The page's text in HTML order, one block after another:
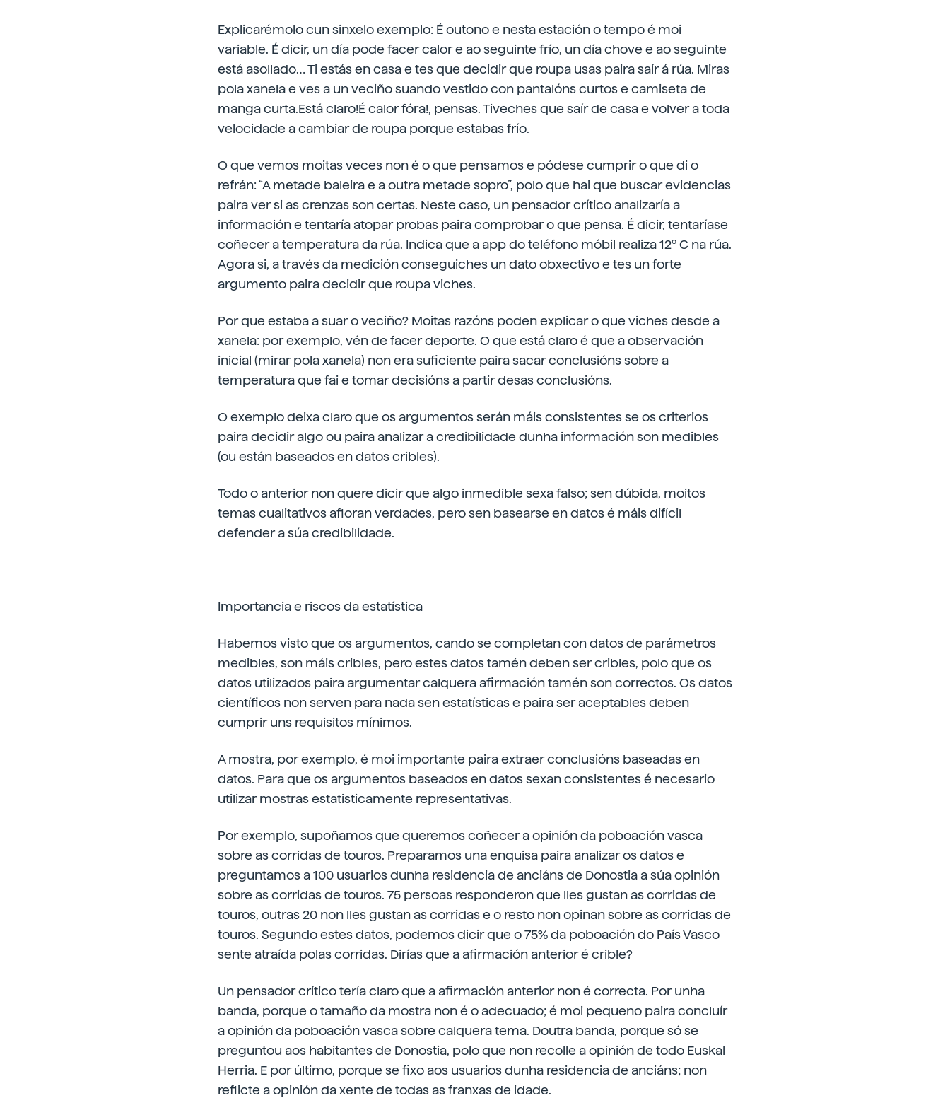
Explicarémolo cun sinxelo exemplo: É outono e nesta estación o tempo é moi
variable. É dicir, un día pode facer calor e ao seguinte frío, un día chove e ao seguinte
está asollado… Ti estás en casa e tes que decidir que roupa usas paira saír á rúa. Miras
pola xanela e ves a un veciño suando vestido con pantalóns curtos e camiseta de
manga curta.Está claro!É calor fóra!, pensas. Tiveches que saír de casa e volver a toda
velocidade a cambiar de roupa porque estabas frío.
O que vemos moitas veces non é o que pensamos e pódese cumprir o que di o
refrán: “A metade baleira e a outra metade sopro”, polo que hai que buscar evidencias
paira ver si as crenzas son certas. Neste caso, un pensador crítico analizaría a
información e tentaría atopar probas paira comprobar o que pensa. É dicir, tentaríase
coñecer a temperatura da rúa. Indica que a app do teléfono móbil realiza 12º C na rúa.
Agora si, a través da medición conseguiches un dato obxectivo e tes un forte
argumento paira decidir que roupa viches.
Por que estaba a suar o veciño? Moitas razóns poden explicar o que viches desde a
xanela: por exemplo, vén de facer deporte. O que está claro é que a observación
inicial (mirar pola xanela) non era suficiente paira sacar conclusións sobre a
temperatura que fai e tomar decisións a partir desas conclusións.
O exemplo deixa claro que os argumentos serán máis consistentes se os criterios
paira decidir algo ou paira analizar a credibilidade dunha información son medibles
(ou están baseados en datos cribles).
Todo o anterior non quere dicir que algo inmedible sexa falso; sen dúbida, moitos
temas cualitativos afloran verdades, pero sen basearse en datos é máis difícil
defender a súa credibilidade.
Importancia e riscos da estatística
Habemos visto que os argumentos, cando se completan con datos de parámetros
medibles, son máis cribles, pero estes datos tamén deben ser cribles, polo que os
datos utilizados paira argumentar calquera afirmación tamén son correctos. Os datos
científicos non serven para nada sen estatísticas e paira ser aceptables deben
cumprir uns requisitos mínimos.
A mostra, por exemplo, é moi importante paira extraer conclusións baseadas en
datos. Para que os argumentos baseados en datos sexan consistentes é necesario
utilizar mostras estatisticamente representativas.
Por exemplo, supoñamos que queremos coñecer a opinión da poboación vasca
sobre as corridas de touros. Preparamos una enquisa paira analizar os datos e
preguntamos a 100 usuarios dunha residencia de anciáns de Donostia a súa opinión
sobre as corridas de touros. 75 persoas responderon que lles gustan as corridas de
touros, outras 20 non lles gustan as corridas e o resto non opinan sobre as corridas de
touros. Segundo estes datos, podemos dicir que o 75% da poboación do País Vasco
sente atraída polas corridas. Dirías que a afirmación anterior é crible?
Un pensador crítico tería claro que a afirmación anterior non é correcta. Por unha
banda, porque o tamaño da mostra non é o adecuado; é moi pequeno paira concluír
a opinión da poboación vasca sobre calquera tema. Doutra banda, porque só se
preguntou aos habitantes de Donostia, polo que non recolle a opinión de todo Euskal
Herria. E por último, porque se fixo aos usuarios dunha residencia de anciáns; non
reflicte a opinión da xente de todas as franxas de idade.